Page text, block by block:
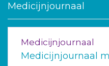
Medicijnjournaal
Medicijnjournaal
Medicijnjournaal